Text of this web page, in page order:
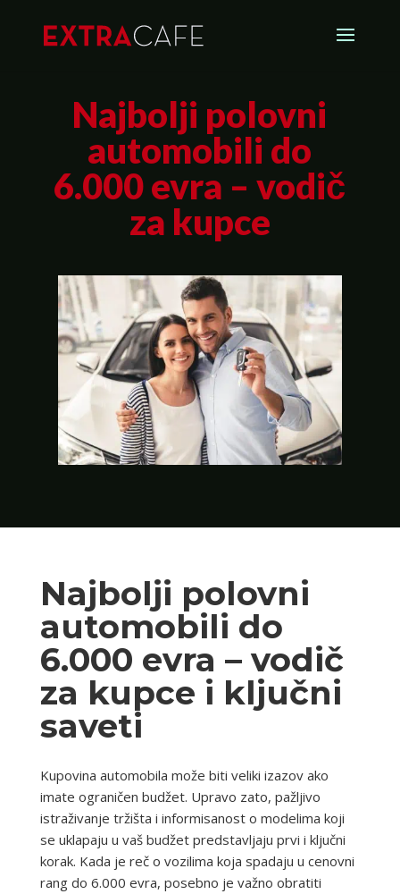
Najbolji polovni
automobili do
6.000 evra – vodič
za kupce
Najbolji polovni
automobili do
6.000 evra – vodič
za kupce i ključni
saveti
Kupovina automobila može biti veliki izazov ako
imate ograničen budžet. Upravo zato, pažljivo
istraživanje tržišta i informisanost o modelima koji
se uklapaju u vaš budžet predstavljaju prvi i ključni
korak. Kada je reč o vozilima koja spadaju u cenovni
rang do 6.000 evra, posebno je važno obratiti